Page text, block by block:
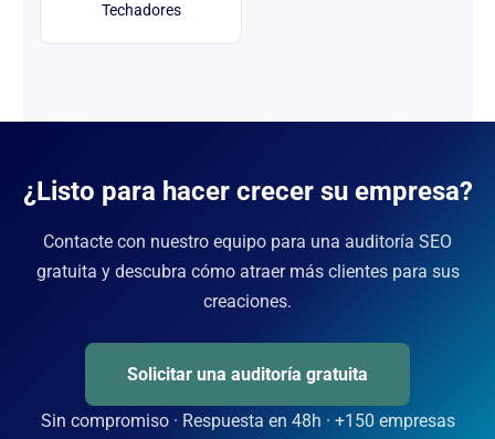
Techadores
¿Listo para hacer crecer su empresa?
Contacte con nuestro equipo para una auditoría SEO
gratuita y descubra cómo atraer más clientes para sus
creaciones.
Solicitar una auditoría gratuita
Sin compromiso · Respuesta en 48h · +150 empresas